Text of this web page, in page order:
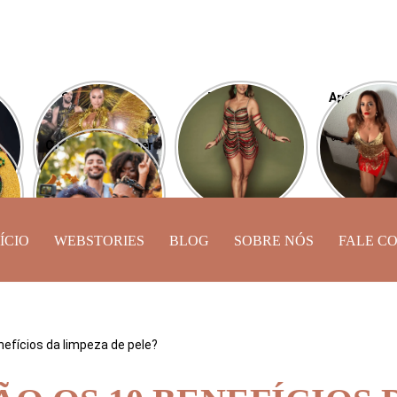
Sabrina Sato
esbanja carisma
desfilando pela
Vila Isabel
Desfile das
Campeãs: Paolla
Oliveira será
comentarista da
transmissão
Após
Camila
de Lucas
exibe
Como se proteger
do caos astral
neste Carnaval?
WEBSTORIES BLOG SOBRE NÓS FALE
da limpeza de pele?